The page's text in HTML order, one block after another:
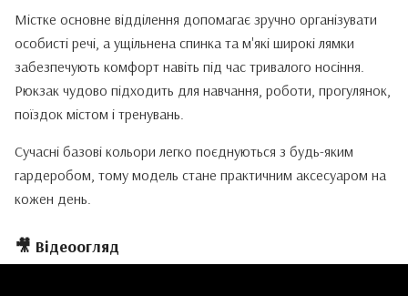
Містке основне відділення допомагає зручно організувати
особисті речі, а ущільнена спинка та м'які широкі лямки
забезпечують комфорт навіть під час тривалого носіння.
Рюкзак чудово підходить для навчання, роботи, прогулянок,
поїздок містом і тренувань.
Сучасні базові кольори легко поєднуються з будь-яким
гардеробом, тому модель стане практичним аксесуаром на
кожен день.
🎥 Відеоогляд